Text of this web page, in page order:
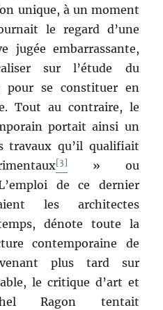
unique, à un moment
le regard d’une
jugée embarrassante,
sur l’étude du
pour se constituer en
Tout au contraire, le
portait ainsi un
travaux qu’il qualifiait
[3]
» ou
de ce dernier
les architectes
dénote toute la
contemporaine de
plus tard sur
le critique d’art et
Ragon tentait